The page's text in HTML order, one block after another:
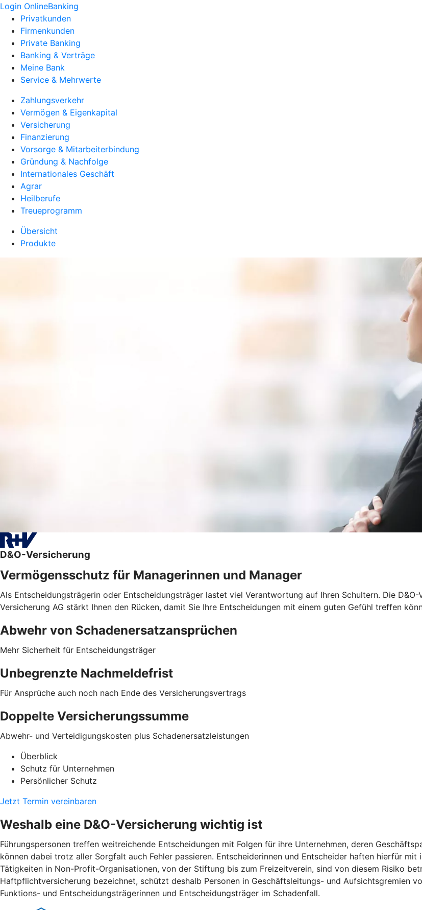
Login OnlineBanking
Privatkunden
Firmenkunden
Private Banking
Banking & Verträge
Meine Bank
Service & Mehrwerte
Zahlungsverkehr
Vermögen & Eigenkapital
Versicherung
Finanzierung
Vorsorge & Mitarbeiterbindung
Gründung & Nachfolge
Internationales Geschäft
Agrar
Heilberufe
Treueprogramm
Übersicht
Produkte
D&O-Versicherung
Vermögensschutz für Managerinnen und Manager
Als Entscheidungsträgerin oder Entscheidungsträger lastet viel Verantwortung auf Ihren Schultern. Die
Versicherung AG stärkt Ihnen den Rücken, damit Sie Ihre Entscheidungen mit einem guten Gefühl treffen
Abwehr von ­Schadenersatzansprüchen
Mehr Sicherheit für Entscheidungsträger
Unbegrenzte Nachmeldefrist
Für Ansprüche auch noch nach Ende des Versicherungsvertrags
Doppelte Versicherungssumme
Abwehr- und Verteidigungskosten plus Schadenersatzleistungen
Überblick
Schutz für Unternehmen
Persönlicher Schutz
Jetzt Termin vereinbaren
Weshalb eine D&O-Versicherung wichtig ist
Führungspersonen treffen weitreichende Entscheidungen mit Folgen für ihre Unternehmen, deren
können dabei trotz aller Sorgfalt auch Fehler passieren. Entscheiderinnen und Entscheider haften hierfür
Tätigkeiten in Non-Profit-Organisationen, von der Stiftung bis zum Freizeitverein, sind von diesem Risiko
Haftpflichtversicherung bezeichnet, schützt deshalb Personen in Geschäftsleitungs- und Aufsichtsgremien
Funktions- und Entscheidungsträgerinnen und Entscheidungsträger im Schadenfall.